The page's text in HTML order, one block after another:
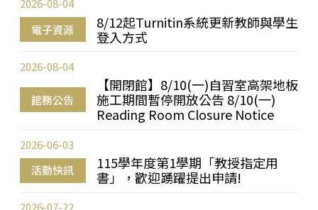
電子資源
8/12起Turnitin系統更新教師與學生
登入方式
2026-08-04
館務公告
【開閉館】8/10(一)自習室高架地板
施工期間暫停開放公告 8/10(一)
Reading Room Closure Notice
2026-08-04
活動快訊
115學年度第1學期「教授指定用
書」，歡迎踴躍提出申請!
2026-06-03
2026-07-22